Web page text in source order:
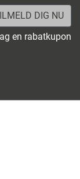
en rabatkupon